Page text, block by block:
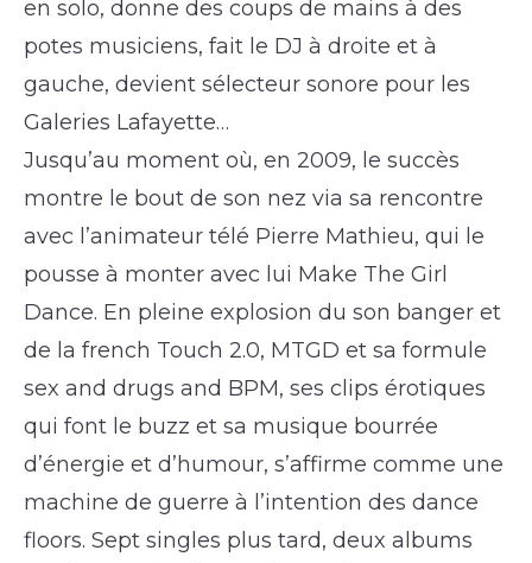
en solo, donne des coups de mains à des
potes musiciens, fait le DJ à droite et à
gauche, devient sélecteur sonore pour les
Galeries Lafayette…
Jusqu’au moment où, en 2009, le succès
montre le bout de son nez via sa rencontre
avec l’animateur télé Pierre Mathieu, qui le
pousse à monter avec lui Make The Girl
Dance. En pleine explosion du son banger et
de la french Touch 2.0, MTGD et sa formule
sex and drugs and BPM, ses clips érotiques
qui font le buzz et sa musique bourrée
d’énergie et d’humour, s’affirme comme une
machine de guerre à l’intention des dance
floors. Sept singles plus tard, deux albums